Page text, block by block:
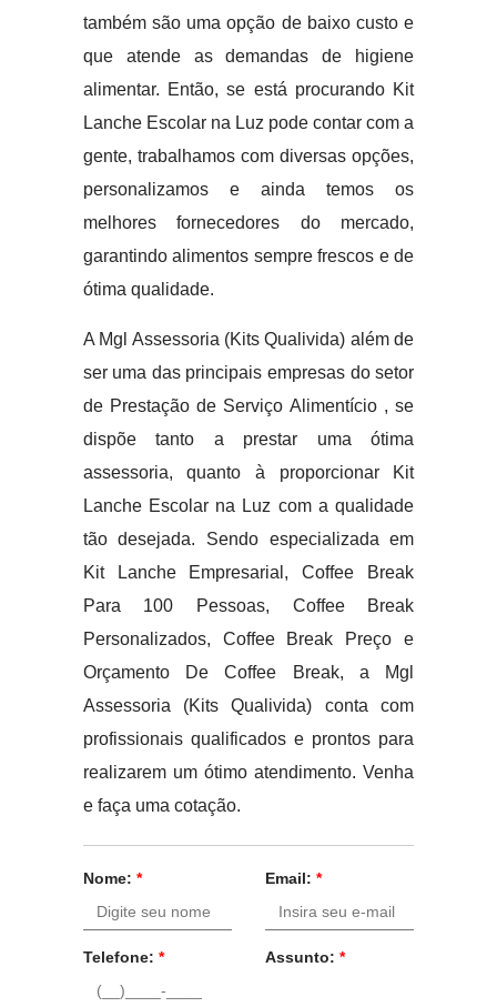
também são uma opção de baixo custo e
que atende as demandas de higiene
alimentar. Então, se está procurando Kit
Lanche Escolar na Luz pode contar com a
gente, trabalhamos com diversas opções,
personalizamos e ainda temos os
melhores fornecedores do mercado,
garantindo alimentos sempre frescos e de
ótima qualidade.
A Mgl Assessoria (Kits Qualivida) além de
ser uma das principais empresas do setor
de Prestação de Serviço Alimentício , se
dispõe tanto a prestar uma ótima
assessoria, quanto à proporcionar Kit
Lanche Escolar na Luz com a qualidade
tão desejada. Sendo especializada em
Kit Lanche Empresarial, Coffee Break
Para 100 Pessoas, Coffee Break
Personalizados, Coffee Break Preço e
Orçamento De Coffee Break, a Mgl
Assessoria (Kits Qualivida) conta com
profissionais qualificados e prontos para
realizarem um ótimo atendimento. Venha
e faça uma cotação.
Nome: * Email: *
Telefone: * Assunto: *